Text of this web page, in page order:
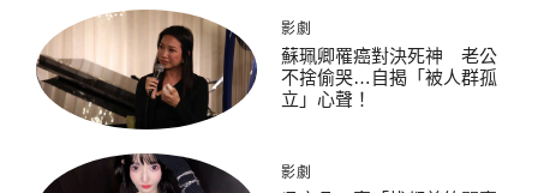
影劇
蘇珮卿罹癌對決死神 老公
不捨偷哭…自揭「被人群孤
立」心聲！
影劇